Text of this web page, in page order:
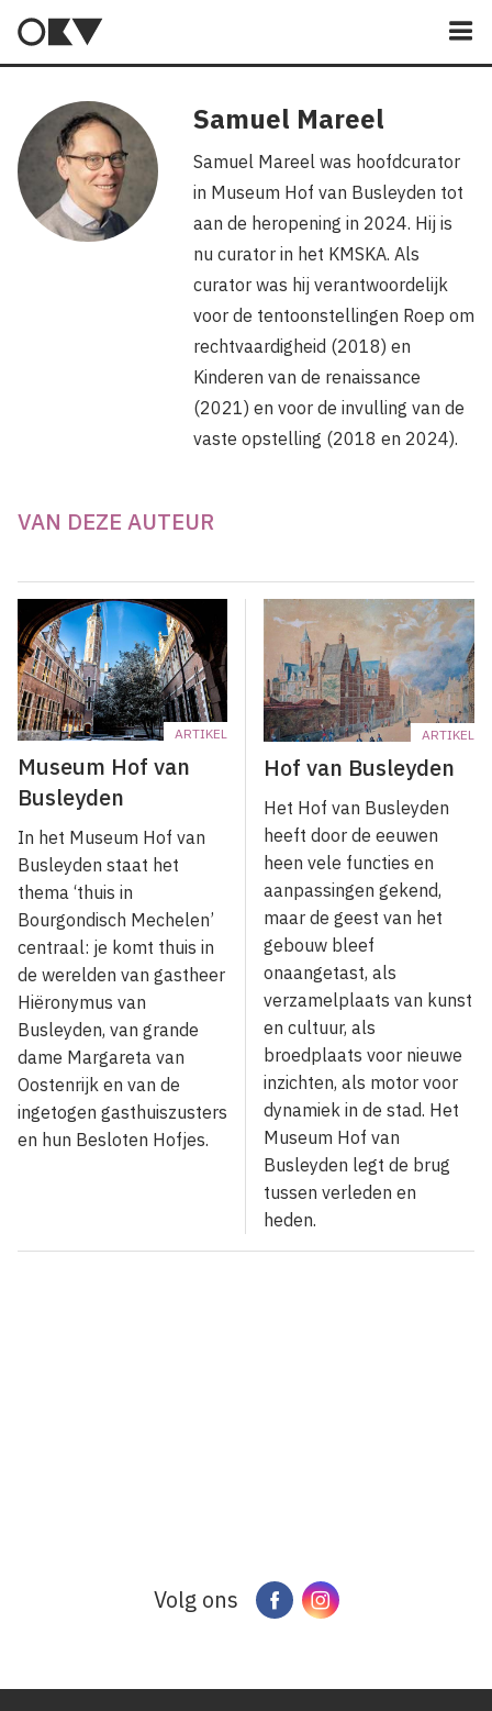
Samuel Mareel
Samuel Mareel was hoofdcurator
in Museum Hof van Busleyden tot
aan de heropening in 2024. Hij is
nu curator in het KMSKA. Als
curator was hij verantwoordelijk
voor de tentoonstellingen Roep om
rechtvaardigheid (2018) en
Kinderen van de renaissance
(2021) en voor de invulling van de
vaste opstelling (2018 en 2024).
VAN DEZE AUTEUR
ARTIKEL
Museum Hof van
Busleyden
In het Museum Hof van
Busleyden staat het
thema ‘thuis in
Bourgondisch Mechelen’
centraal: je komt thuis in
de werelden van gastheer
Hiëronymus van
Busleyden, van grande
dame Margareta van
Oostenrijk en van de
ingetogen gasthuiszusters
en hun Besloten Hofjes.
ARTIKEL
Hof van Busleyden
Het Hof van Busleyden
heeft door de eeuwen
heen vele functies en
aanpassingen gekend,
maar de geest van het
gebouw bleef
onaangetast, als
verzamelplaats van kunst
en cultuur, als
broedplaats voor nieuwe
inzichten, als motor voor
dynamiek in de stad. Het
Museum Hof van
Busleyden legt de brug
tussen verleden en
heden.
Volg ons FacebookInstagram